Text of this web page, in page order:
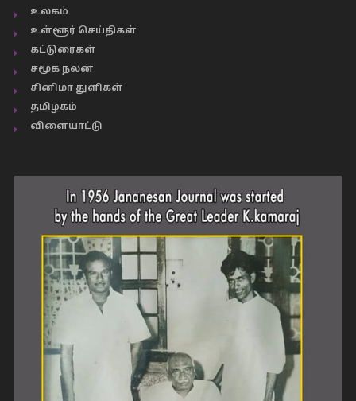
உலகம்
உள்ளூர் செய்திகள்
கட்டுரைகள்
சமூக நலன்
சினிமா துளிகள்
தமிழகம்
விளையாட்டு